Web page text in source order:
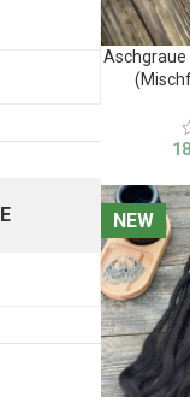
Aschgraue
NEW
NEW